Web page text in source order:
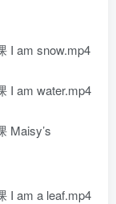
I am snow.mp4
I am water.mp4
Maisy’s
I am a leaf.mp4